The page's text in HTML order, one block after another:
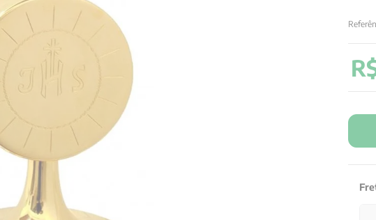
7 biblia
santo agostinho
10 verena kast